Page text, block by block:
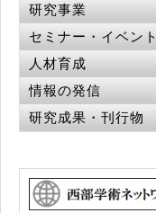
研究事業
セミナー・イベント
人材育成
情報の発信
研究成果・刊行物